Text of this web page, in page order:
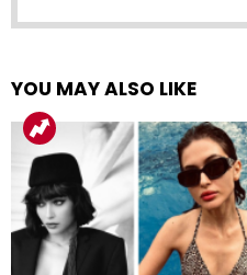
YOU MAY ALSO LIKE